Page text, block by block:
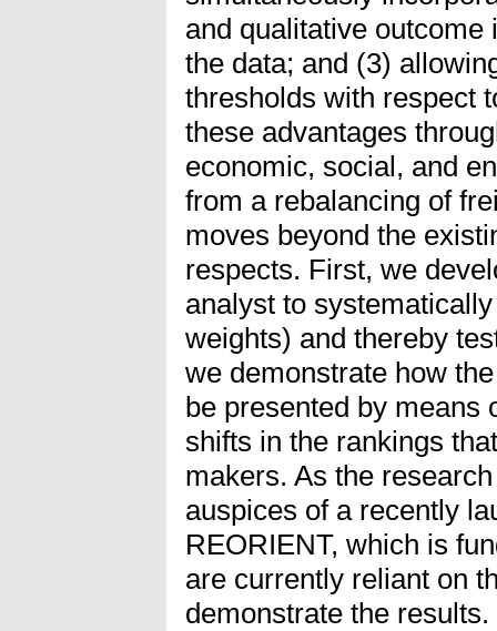
and qualitative
the data; and (3)
thresholds with respect
these advantages
economic, social, and
from a rebalancing of
moves beyond the
respects. First, we
analyst to
weights) and thereby
we demonstrate how
be presented by means
shifts in the rankings
makers. As the
auspices of a recently
REORIENT, which is
are currently reliant on
demonstrate the results.